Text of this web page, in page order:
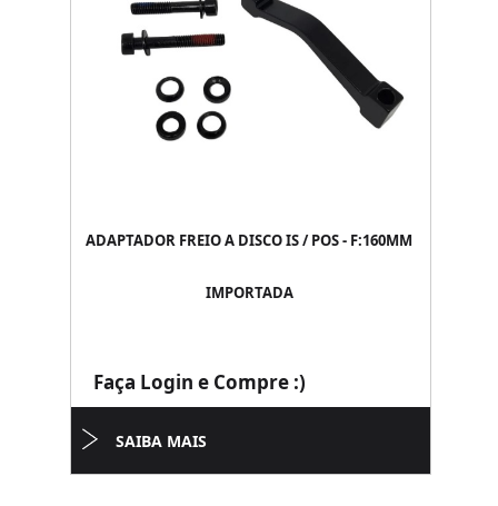
ADAPTADOR FREIO A DISCO IS / POS - F:160MM
IMPORTADA
Faça Login e Compre :)
SAIBA MAIS